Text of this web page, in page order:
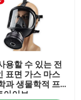
용할 수 있는 전
표면 가스 마스
과 생물학적 프
아이브